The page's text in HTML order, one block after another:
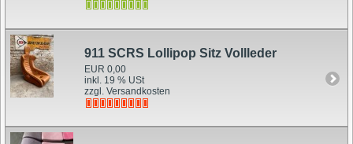
911 SCRS Lollipop Sitz Vollleder
EUR 0,00
inkl. 19 % USt
zzgl. Versandkosten